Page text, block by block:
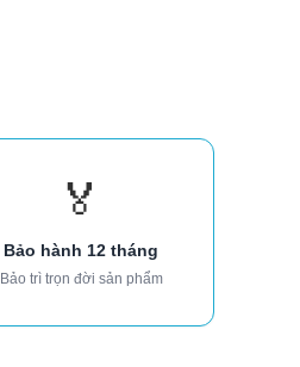
🏅
Bảo hành 12 tháng
Bảo trì trọn đời sản phẩm